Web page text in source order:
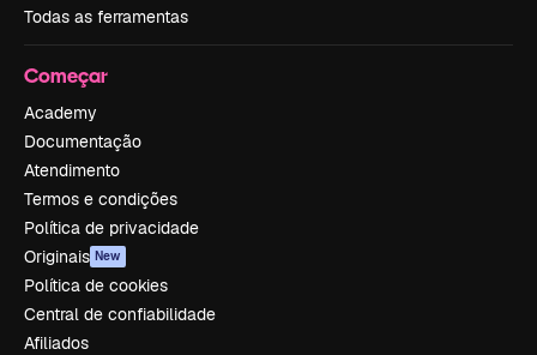
Todas as ferramentas
Começar
Academy
Documentação
Atendimento
Termos e condições
Política de privacidade
Originais New
Política de cookies
Central de confiabilidade
Afiliados